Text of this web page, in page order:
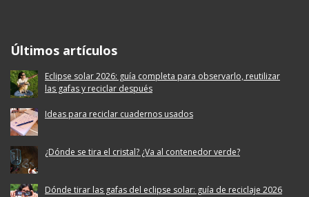
Últimos artículos
Eclipse solar 2026: guía completa para observarlo, reutilizar
las gafas y reciclar después
Ideas para reciclar cuadernos usados
¿Dónde se tira el cristal? ¿Va al contenedor verde?
Dónde tirar las gafas del eclipse solar: guía de reciclaje 2026